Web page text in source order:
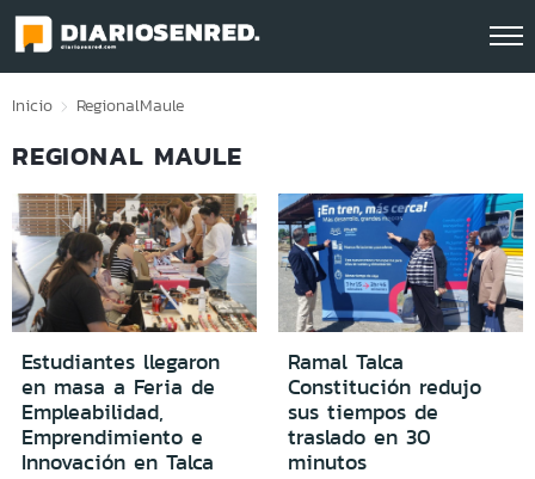
Click acá para ir directamente al contenido
Inicio RegionalMaule
REGIONAL MAULE
Estudiantes llegaron
en masa a Feria de
Empleabilidad,
Emprendimiento e
Innovación en Talca
Ramal Talca
Constitución redujo
sus tiempos de
traslado en 30
minutos